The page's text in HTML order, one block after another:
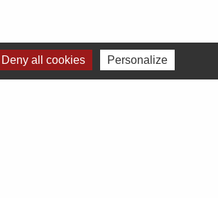
Deny all cookies Personalize